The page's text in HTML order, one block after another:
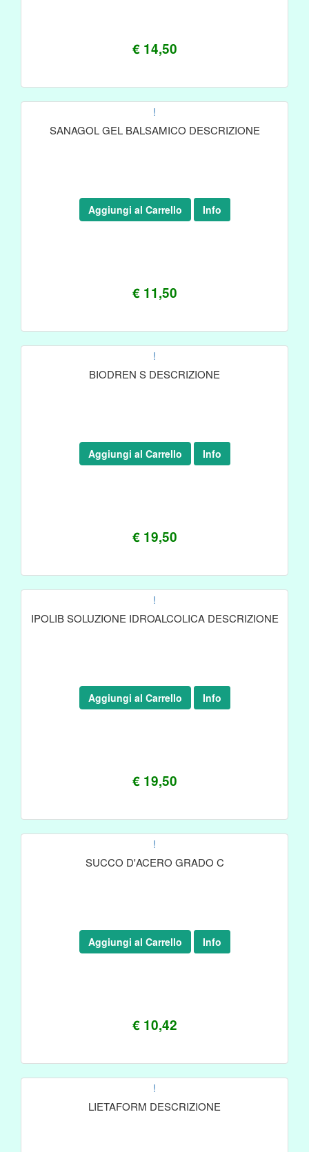
€ 14,50
!
SANAGOL GEL BALSAMICO DESCRIZIONE
€ 11,50
Aggiungi al Carrello Info
!
BIODREN S DESCRIZIONE
€ 19,50
Aggiungi al Carrello Info
!
IPOLIB SOLUZIONE IDROALCOLICA DESCRIZIONE
€ 19,50
Aggiungi al Carrello Info
!
SUCCO D'ACERO GRADO C
€ 10,42
Aggiungi al Carrello Info
!
LIETAFORM DESCRIZIONE